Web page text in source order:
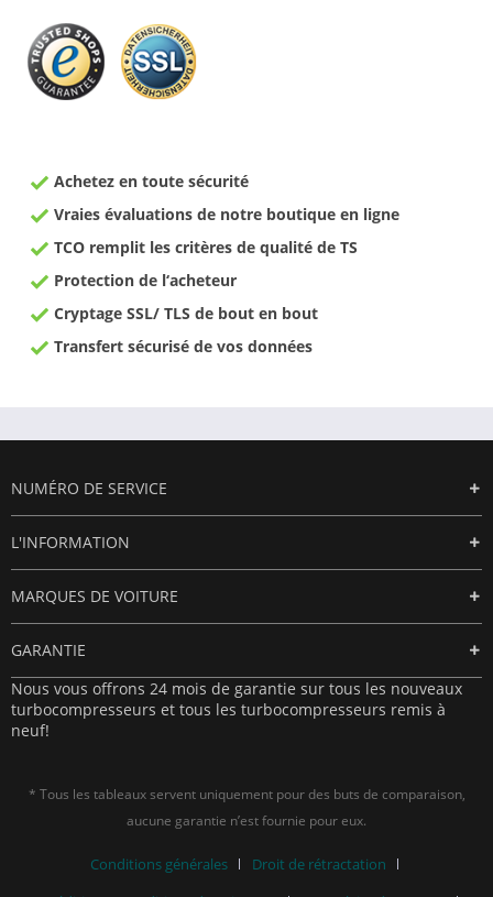
Achetez en toute sécurité
Vraies évaluations de notre boutique en ligne
TCO remplit les critères de qualité de TS
Protection de l‘acheteur
Cryptage SSL/ TLS de bout en bout
Transfert sécurisé de vos données
NUMÉRO DE SERVICE
L'INFORMATION
MARQUES DE VOITURE
GARANTIE
Nous vous offrons 24 mois de garantie sur tous les nouveaux
turbocompresseurs et tous les turbocompresseurs remis à
neuf!
* Tous les tableaux servent uniquement pour des buts de comparaison,
aucune garantie n’est fournie pour eux.
Conditions générales
Droit de rétractation